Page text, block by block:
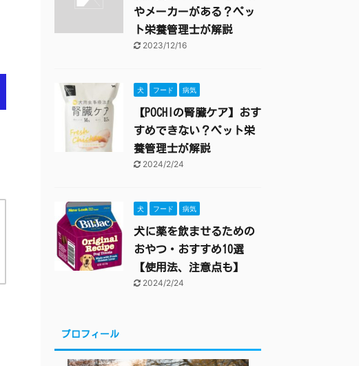
やメーカーがある？ペッ
ト栄養管理士が解説
2023/12/16
犬 フード 病気
【POCHIの腎臓ケア】おす
すめできない？ペット栄
養管理士が解説
2024/2/24
犬 フード 病気
犬に薬を飲ませるための
おやつ・おすすめ10選
【使用法、注意点も】
2024/2/24
プロフィール